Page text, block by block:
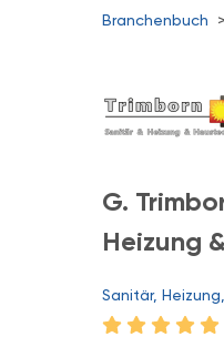
Branchenbuch >
G.
Heizung
Sanitär,